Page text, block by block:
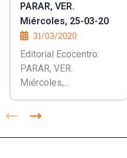
PARAR, VER.
Miércoles, 25-03-20
31/03/2020
Editorial Ecocentro:
PARAR, VER.
Miércoles,...